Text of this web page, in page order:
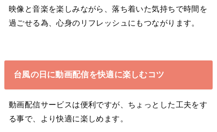
映像と音楽を楽しみながら、落ち着いた気持ちで時間を
過ごせる為、心身のリフレッシュにもつながります。
台風の日に動画配信を快適に楽しむコツ
動画配信サービスは便利ですが、ちょっとした工夫をす
る事で、より快適に楽しめます。